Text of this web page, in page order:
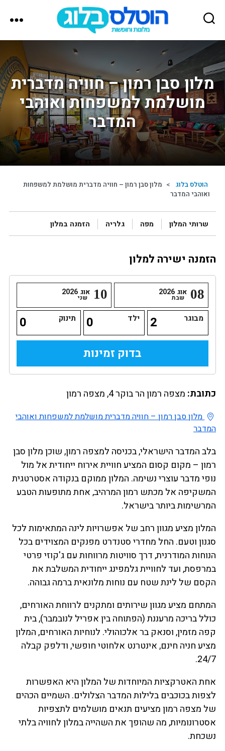
הוטלס
מלון סבן רמון – חוויה מדברית
מושלמת למשפחות ואוהבי
המדבר
הוטלס בלוג > מלון סבן רמון – חוויה מדברית מושלמת למשפחות
ואוהבי המדבר
שרותי המלון מפה גלריה הזמנה במלון
הזמנה ישירה למלון
08 אוג 2026
שבת 10 אוג 2026
שני
מבוגר ילד תינוק
כתובת: מצפה רמון הר בוקר 4, מצפה רמון
מלון סבן רמון – חוויה מדברית מושלמת למשפחות ואוהבי
המדבר
בלב המדבר הישראלי, בכניסה למצפה רמון, שוכן מלון סבן
רמון – מקום קסום המציע חוויית אירוח ייחודית אל מול
נופי מדבר עוצרי נשימה. המלון ממוקם בנקודה אסטרטגית
המשקיפה אל מכתש רמון המרהיב, אחת מתופעות הטבע
המרשימות ביותר בישראל.
המלון מציע מגוון רחב של אפשרויות לינה המתאימות לכל
סגנון וטעם. החל מחדרי סטנדרט מפנקים המצוידים בכל
הנוחות המודרנית, דרך סוויטות מרווחות עם ג'קוזי פרטי
במרפסת, ועד לחוויית גלמפינג ייחודית המשלבת את
הקסם של לינת שטח עם נוחות מלונאית ברמה גבוהה.
המתחם מציע מגוון שירותים ומתקנים לרווחת האורחים,
כולל בריכה מרעננת (הפתוחה בין אפריל לנובמבר), בית
קפה מזמין, וסנאק בר אלכוהולי. לנוחיות האורחים, המלון
מציע חניה חינם, אינטרנט אלחוטי חופשי, ודלפק קבלה
24/7.
אחת האטרקציות המיוחדות של המלון היא האפשרות
לצפות בכוכבים בלילות המדבר הצלולים. השמיים הכהים
של מצפה רמון מציעים תנאים מושלמים לתצפיות
אסטרונומיות, מה שהופך את השהייה במלון לחוויה בלתי
נשכחת.